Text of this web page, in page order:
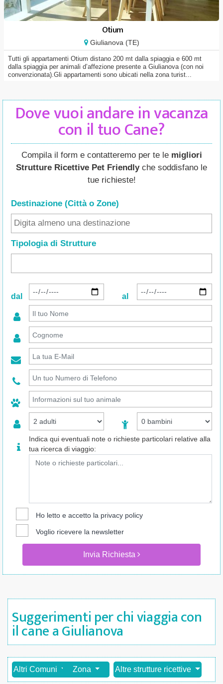
Otium
Giulianova (TE)
Tutti gli appartamenti Otium distano 200 mt dalla spiaggia e 600 mt
dalla spiaggia per animali d’affezione presente a Giulianova (con noi
convenzionata).Gli appartamenti sono ubicati nella zona turist...
Dove vuoi andare in vacanza
con il tuo Cane?
Compila il form e contatteremo per te le migliori
Strutture Ricettive Pet Friendlyche soddisfano le
tue richieste!
Destinazione (Città o Zone)
Tipologia di Strutture
dal al
Indica qui eventuali note o richieste particolari relative alla
tua ricerca di viaggio:
Ho letto e accetto la privacy policy
Voglio ricevere la newsletter
Invia Richiesta
Suggerimenti per chi viaggia con
il cane a Giulianova
Altri Comuni Zona Altre strutture ricettive